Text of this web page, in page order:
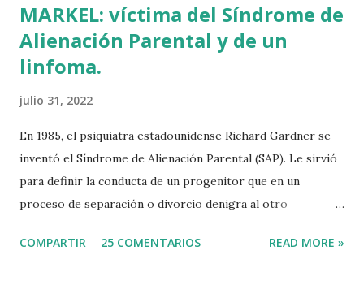
MARKEL: víctima del Síndrome de
Alienación Parental y de un
linfoma.
julio 31, 2022
En 1985, el psiquiatra estadounidense Richard Gardner se
inventó el Síndrome de Alienación Parental (SAP). Le sirvió
para definir la conducta de un progenitor que en un
proceso de separación o divorcio denigra al otro
machismo predominante hace 40 años sirvió incluso para
COMPARTIR 25 COMENTARIOS READ MORE »